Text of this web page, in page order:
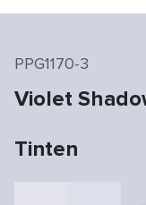
PPG1170-3
Violet
Tinten